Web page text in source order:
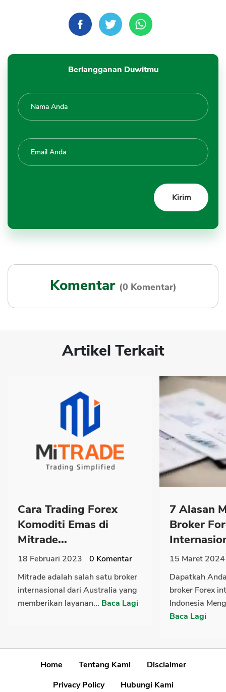
Berlangganan Duwitmu
Komentar (0 Komentar)
Artikel Terkait
Cara Trading Forex
Komoditi Emas di
Mitrade...
18 Februari 2023 0 Komentar
Mitrade adalah salah satu broker
internasional dari Australia yang
memberikan layanan... Baca Lagi
7 Alasan
Broker
15 Maret 2024
Dapatkah
broker Forex
Indonesia
Baca Lagi
Home Tentang Kami
Disclaimer
Privacy Policy
Hubungi Kami